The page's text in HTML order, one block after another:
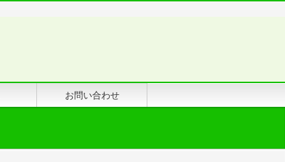
お問い合わせ